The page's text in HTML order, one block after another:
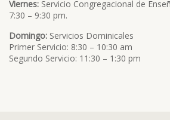
Viernes: Servicio Congregacional de
7:30 – 9:30 pm.
Domingo: Servicios Dominicales
Primer Servicio: 8:30 – 10:30 am
Segundo Servicio: 11:30 – 1:30 pm